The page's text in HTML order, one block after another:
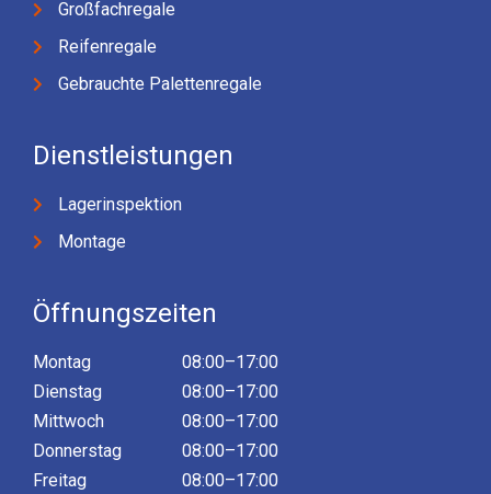
Großfachregale
Reifenregale
Gebrauchte Palettenregale
Dienstleistungen
Lagerinspektion
Montage
Öffnungszeiten
Montag
Dienstag
Mittwoch
Donnerstag
Freitag
08:00–17:00
08:00–17:00
08:00–17:00
08:00–17:00
08:00–17:00